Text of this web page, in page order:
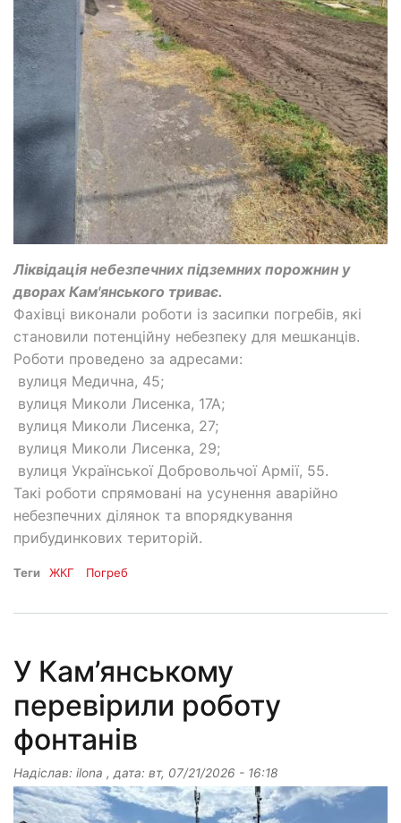
Ліквідація небезпечних підземних порожнин у
дворах Кам'янського триває.
Фахівці виконали роботи із засипки погребів, які
становили потенційну небезпеку для мешканців.
Роботи проведено за адресами:
вулиця Медична, 45;
вулиця Миколи Лисенка, 17А;
вулиця Миколи Лисенка, 27;
вулиця Миколи Лисенка, 29;
вулиця Української Добровольчої Армії, 55.
Такі роботи спрямовані на усунення аварійно
небезпечних ділянок та впорядкування
прибудинкових територій.
Теги ЖКГ Погреб
У Кам’янському
перевірили роботу
фонтанів
Надіслав: ilona , дата: вт, 07/21/2026 - 16:18